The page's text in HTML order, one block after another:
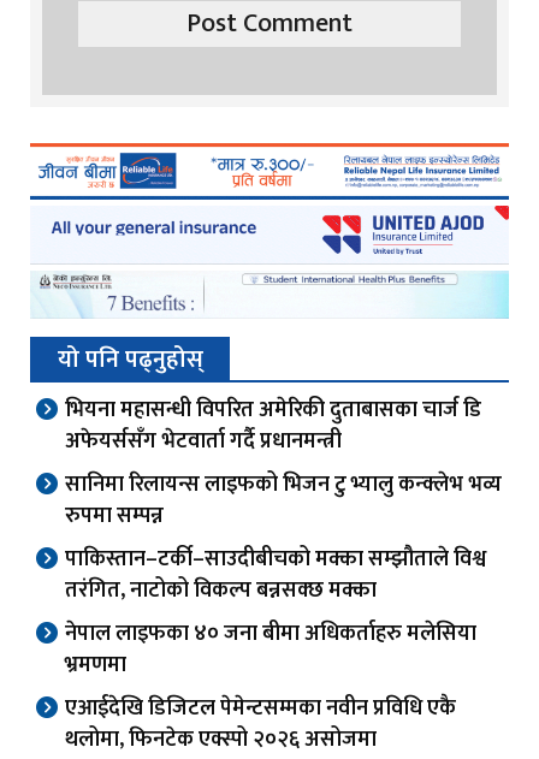
यो पनि पढ्नुहोस्
भियना महासन्धी विपरित अमेरिकी दुताबासका चार्ज डि
अफेयर्ससँग भेटवार्ता गर्दै प्रधानमन्त्री
सानिमा रिलायन्स लाइफको भिजन टु भ्यालु कन्क्लेभ भव्य
रुपमा सम्पन्न
पाकिस्तान–टर्की–साउदीबीचको मक्का सम्झौताले विश्व
तरंगित, नाटोको विकल्प बन्नसक्छ मक्का
नेपाल लाइफका ४० जना बीमा अधिकर्ताहरु मलेसिया
भ्रमणमा
एआईदेखि डिजिटल पेमेन्टसम्मका नवीन प्रविधि एकै
थलोमा, फिनटेक एक्स्पो २०२६ असोजमा